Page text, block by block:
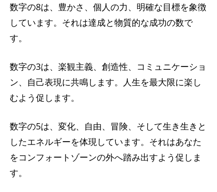
数字の8は、豊かさ、個人の力、明確な目標を象徴
しています。それは達成と物質的な成功の数で
す。
数字の3は、楽観主義、創造性、コミュニケーショ
ン、自己表現に共鳴します。人生を最大限に楽し
むよう促します。
数字の5は、変化、自由、冒険、そして生き生きと
したエネルギーを体現しています。それはあなた
をコンフォートゾーンの外へ踏み出すよう促しま
す。